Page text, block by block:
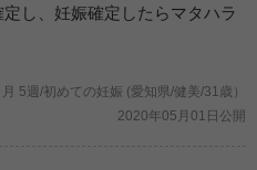
し、妊娠確定したらマタハラ
5週/初めての妊娠 (愛知県/健美/31歳）
2020年05月01日公開